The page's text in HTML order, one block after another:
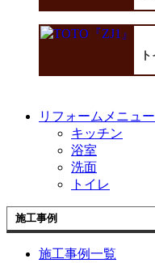
リフォームメニュ
キッチン
浴室
洗面
トイレ
施工事例
施工事例一覧